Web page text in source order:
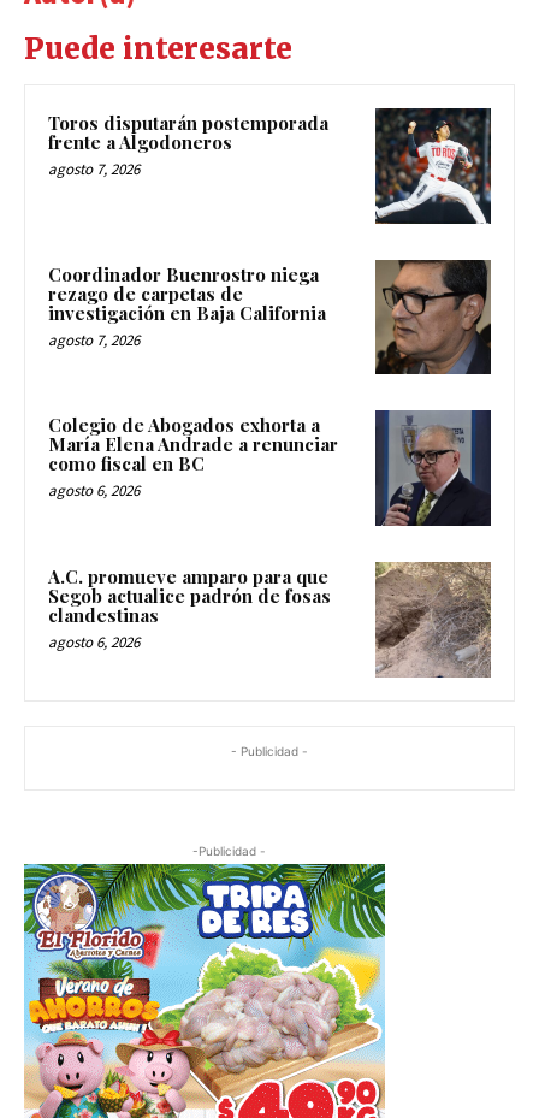
Puede interesarte
Toros disputarán postemporada
frente a Algodoneros
agosto 7, 2026
Coordinador Buenrostro niega
rezago de carpetas de
investigación en Baja California
agosto 7, 2026
Colegio de Abogados exhorta a
María Elena Andrade a renunciar
como fiscal en BC
agosto 6, 2026
A.C. promueve amparo para que
Segob actualice padrón de fosas
clandestinas
agosto 6, 2026
- Publicidad -
-Publicidad -